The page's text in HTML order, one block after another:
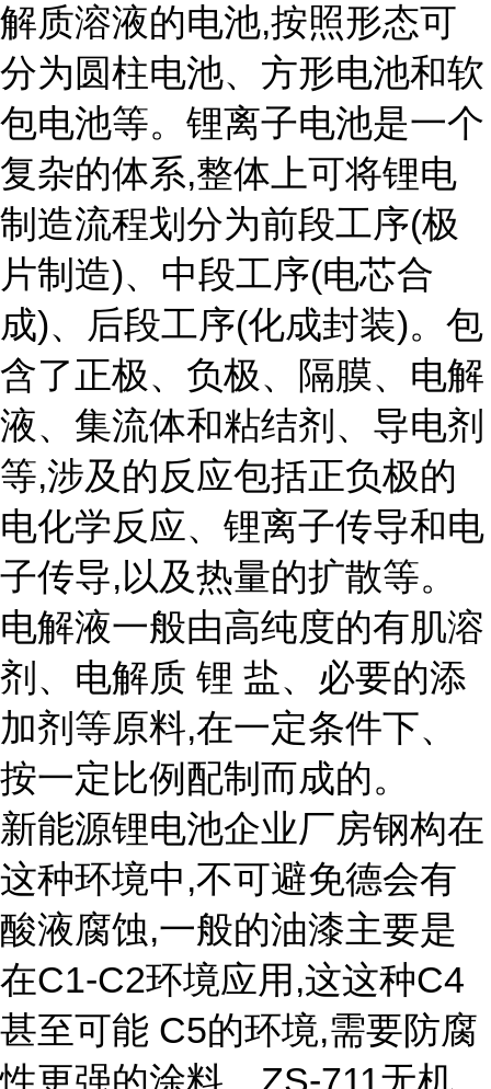
解质溶液的电池,按照形态可
分为圆柱电池、方形电池和软
包电池等。锂离子电池是一个
复杂的体系,整体上可将锂电
制造流程划分为前段工序(极
片制造)、中段工序(电芯合
成)、后段工序(化成封装)。包
含了正极、负极、隔膜、电解
液、集流体和粘结剂、导电剂
等,涉及的反应包括正负极的
电化学反应、锂离子传导和电
子传导,以及热量的扩散等。
电解液一般由高纯度的有肌溶
剂、电解质 锂 盐、必要的添
加剂等原料,在一定条件下、
按一定比例配制而成的。
新能源锂电池企业厂房钢构在
这种环境中,不可避免德会有
酸液腐蚀,一般的油漆主要是
在C1-C2环境应用,这这种C4
甚至可能 C5的环境,需要防腐
性更强的涂料。ZS-711无机